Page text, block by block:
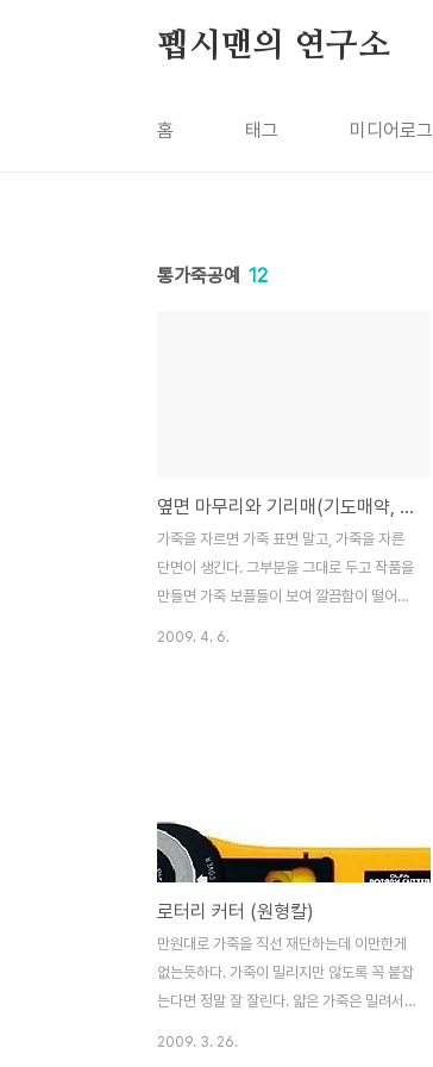
펩시맨의 연구소
홈 태그 미디어로그
통가죽공예 12
옆면 마무리와 기리매(기도매약, 옆면광택제, 옆면염색) 칠하는 방법
가죽을 자르면 가죽 표면 말고, 가죽을 자른
단면이 생긴다. 그부분을 그대로 두고 작품을
만들면 가죽 보플들이 보여 깔끔함이 떨어진
하면 옆면의 울퉁불퉁한 모양이 감춰지지않
고 그대로 드러나 옆면 처리한 보람이 없어진
다. 제품마다 점도에 차이가 있는것같다. 어
떤 제품은 물같아서 여러번 칠해도 표도 안나
는 제품이 있는가 하면, 어떤 제품은 한번 칠
하면 두툼하게 두깨가 생겨 버리는 제품도 있
다. 기리매 칠하는 요..
2009. 4. 6.
로터리 커터 (원형칼)
만원대로 가죽을 직선 재단하는데 이만한게
없는듯하다. 가죽이 밀리지만 않도록 꼭 붙잡
는다면 정말 잘 잘린다. 얇은 가죽은 밀려서
2009. 3. 26.